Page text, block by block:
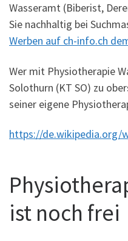
Wasseramt (Biberist,
Sie nachhaltig bei
Werben auf ch-info.ch
Wer mit Physiotherapie
Solothurn (KT SO) zu
seiner eigene
https://de.wikipedia.org/
ist noch frei